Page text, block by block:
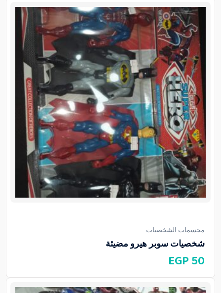
مجسمات الشخصيات
شخصيات سوبر هيرو مضيئة
50
EGP